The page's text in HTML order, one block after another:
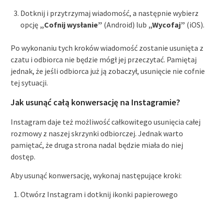
Dotknij i przytrzymaj wiadomość, a następnie wybierz
opcję „Cofnij wysłanie” (Android) lub „Wycofaj” (iOS).
Po wykonaniu tych kroków wiadomość zostanie usunięta z
czatu i odbiorca nie będzie mógł jej przeczytać. Pamiętaj
jednak, że jeśli odbiorca już ją zobaczył, usunięcie nie cofnie
tej sytuacji.
Jak usunąć całą konwersację na Instagramie?
Instagram daje też możliwość całkowitego usunięcia całej
rozmowy z naszej skrzynki odbiorczej. Jednak warto
pamiętać, że druga strona nadal będzie miała do niej
dostęp.
Aby usunąć konwersację, wykonaj następujące kroki:
Otwórz Instagram i dotknij ikonki papierowego